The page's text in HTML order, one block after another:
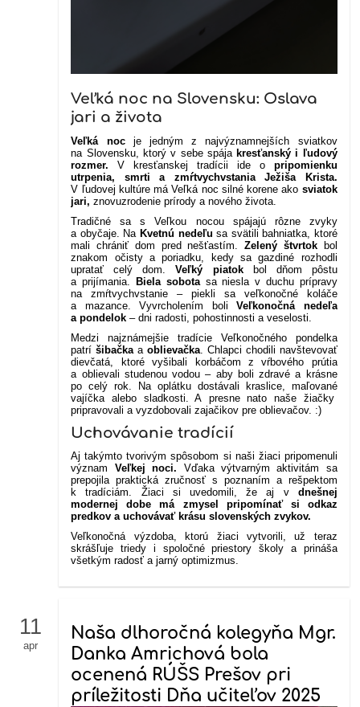
Veľká noc na Slovensku: Oslava
jari a života
Veľká nocje jedným z najvýznamnejších sviatkov
na Slovensku, ktorý v sebe spájakresťanský i ľudový
rozmer. V kresťanskej tradícii ide o pripomienku
utrpenia, smrti a zmŕtvychvstania Ježiša Krista.
V ľudovej kultúre má Veľká noc silné korene ako sviatok
jari, znovuzrodenie prírody a nového života.
Tradičné sa s Veľkou nocou spájajú rôzne zvyky
a obyčaje. Na Kvetnú nedeľu sa svätili bahniatka, ktoré
mali chrániť dom pred nešťastím.Zelený štvrtokbol
znakom očisty a poriadku, kedy sa gazdiné rozhodli
upratať celý dom.Veľký piatokbol dňom pôstu
a prijímania. Biela sobotasa niesla v duchu prípravy
na zmŕtvychvstanie – piekli sa veľkonočné koláče
a mazance. Vyvrcholením boliVeľkonočná nedeľa
a pondelok – dni radosti, pohostinnosti a veselosti.
Medzi najznámejšie tradície Veľkonočného pondelka
patríšibačkaa oblievačka . Chlapci chodili navštevovať
dievčatá, ktoré vyšibali korbáčom z vŕbového prútia
a oblievali studenou vodou – aby boli zdravé a krásne
po celý rok. Na oplátku dostávali kraslice, maľované
vajíčka alebo sladkosti. A presne nato naše žiačky
pripravovali a vyzdobovali zajačikov pre oblievačov. :)
Uchovávanie tradícií
Aj takýmto tvorivým spôsobom si naši žiaci pripomenuli
význam Veľkej noci. Vďaka výtvarným aktivitám sa
prepojila praktická zručnosť s poznaním a rešpektom
k tradíciám. Žiaci si uvedomili, že aj v dnešnej
modernej dobe má zmysel pripomínať si odkaz
predkov a uchovávať krásu slovenských zvykov.
Veľkonočná výzdoba, ktorú žiaci vytvorili, už teraz
skrášľuje triedy i spoločné priestory školy a prináša
všetkým radosť a jarný optimizmus.
11
apr
Naša dlhoročná kolegyňa Mgr.
Danka Amrichová bola
ocenená RÚŠS Prešov pri
príležitosti Dňa učiteľov 2025